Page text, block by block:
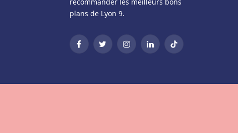
plans de Lyon 9.
FacebookTwitterInstagramLinkedInTikTok